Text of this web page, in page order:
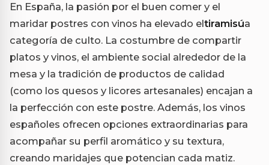
En España, la pasión por el buen comer y el
maridar postres con vinos ha elevado eltiramisúa
categoría de culto. La costumbre de compartir
platos y vinos, el ambiente social alrededor de la
mesa y la tradición de productos de calidad
(como los quesos y licores artesanales) encajan a
la perfección con este postre. Además, los vinos
españoles ofrecen opciones extraordinarias para
acompañar su perfil aromático y su textura,
creando maridajes que potencian cada matiz.